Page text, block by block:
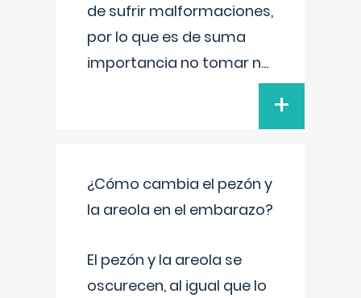
de sufrir malformaciones,
por lo que es de suma
importancia no tomar n...
+
¿Cómo cambia el pezón y
la areola en el embarazo?
El pezón y la areola se
oscurecen, al igual que lo